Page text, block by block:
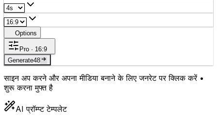
Options
Pro · 16:9
Generate48
साइन अप करने और अपना मीडिया बनाने के लिए जनरेट पर क्लिक करें •
शुरू करना मुफ्त है
AI प्रॉम्प्ट टेम्पलेट